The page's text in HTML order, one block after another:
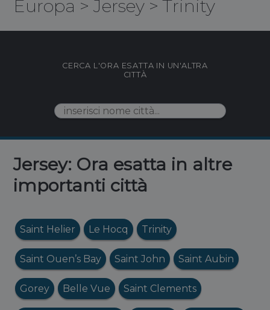
Europa >Jersey >Trinity
CERCA L'ORA ESATTA IN UN'ALTRA
CITTÀ
Jersey: Ora esatta in altre
importanti città
Saint Helier Le Hocq Trinity
Saint Ouen’s Bay Saint John Saint Aubin
Gorey Belle Vue Saint Clements